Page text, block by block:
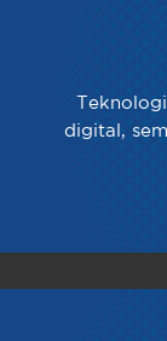
digital,